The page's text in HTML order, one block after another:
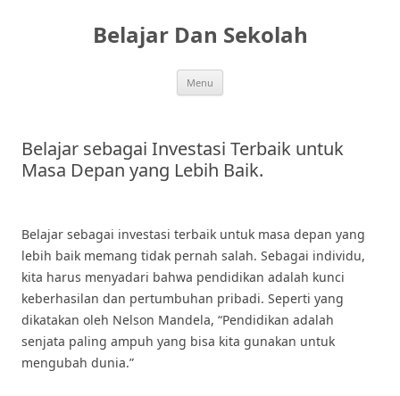
Belajar Dan Sekolah
Menu
Belajar sebagai Investasi Terbaik untuk
Masa Depan yang Lebih Baik.
Belajar sebagai investasi terbaik untuk masa depan yang
lebih baik memang tidak pernah salah. Sebagai individu,
kita harus menyadari bahwa pendidikan adalah kunci
keberhasilan dan pertumbuhan pribadi. Seperti yang
dikatakan oleh Nelson Mandela, “Pendidikan adalah
senjata paling ampuh yang bisa kita gunakan untuk
mengubah dunia.”